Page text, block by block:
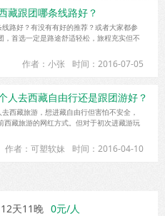
藏跟团哪条线路好？
路好？有没有有好的推荐？或者大家都参
首选一定是路途舒适轻松，旅程充实但不
时间：2016-07-05
作者：小张
人去西藏自由行还是跟团游好？
西藏旅游，想进藏自由行但害怕不安全，
藏旅游的网红方式。但对于初次进藏游玩
时间：2016-04-10
作者：可塑软妹
天11晚 0元/人